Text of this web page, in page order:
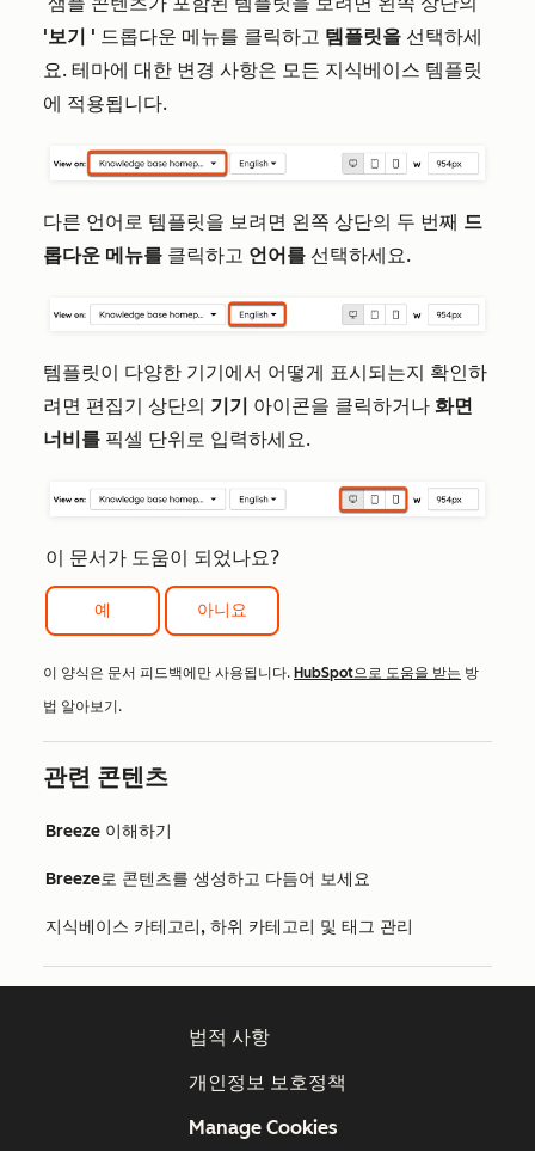
'보기 ' 드롭다운 메뉴를 클릭하고 템플릿을 선택하세
요. 테마에 대한 변경 사항은 모든 지식베이스 템플릿
에 적용됩니다.
다른 언어로 템플릿을 보려면 왼쪽 상단의 두 번째 드
롭다운 메뉴를 클릭하고 언어를 선택하세요.
템플릿이 다양한 기기에서 어떻게 표시되는지 확인하
려면 편집기 상단의 기기 아이콘을 클릭하거나 화면
너비를 픽셀 단위로 입력하세요.
이 문서가 도움이 되었나요?
예 아니요
이 양식은 문서 피드백에만 사용됩니다. HubSpot으로 도움을 받는 방
법 알아보기.
관련 콘텐츠
Breeze 이해하기
Breeze로 콘텐츠를 생성하고 다듬어 보세요
지식베이스 카테고리, 하위 카테고리 및 태그 관리
법적 사항
개인정보 보호정책
Manage Cookies